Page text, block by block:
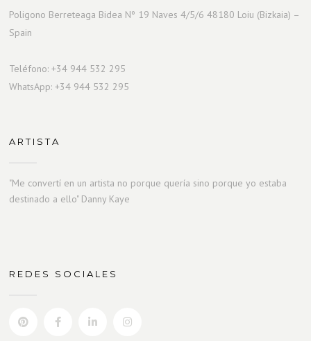
Poligono Berreteaga Bidea Nº 19 Naves 4/5/6 48180 Loiu (Bizkaia) –
Spain
Teléfono: +34 944 532 295
WhatsApp: +34 944 532 295
ARTISTA
"Me convertí en un artista no porque quería sino porque yo estaba
destinado a ello" Danny Kaye
REDES SOCIALES